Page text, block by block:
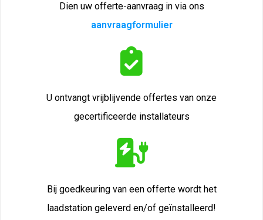
Dien uw offerte-aanvraag in via ons
aanvraagformulier
U ontvangt vrijblijvende offertes van onze
gecertificeerde installateurs
Bij goedkeuring van een offerte wordt het
laadstation geleverd en/of geïnstalleerd!